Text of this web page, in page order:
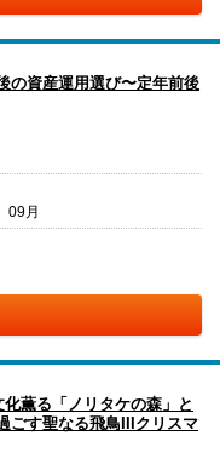
の資産運用選び〜定年前後
月
薫る「ノリタケの森」と
ごす聖なる飛鳥IIIクリスマ